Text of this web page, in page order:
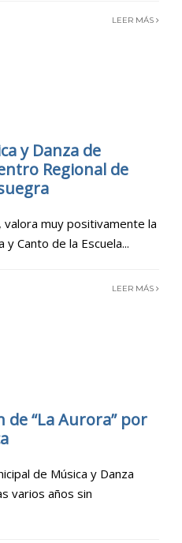
LEER MÁS
y Danza de
Regional de
valora muy positivamente la
y Canto de la Escuela...
LEER MÁS
“La Aurora” por
de Música y Danza
varios años sin